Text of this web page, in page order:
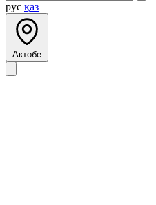
рус қаз
Актобе